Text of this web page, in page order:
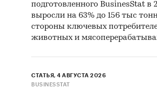
подготовленного BusinesStat в
выросли на 63% до 156 тыс
стороны ключевых
животных и
СТАТЬЯ, 4 АВГУСТА 2026
BUSINESSTAT